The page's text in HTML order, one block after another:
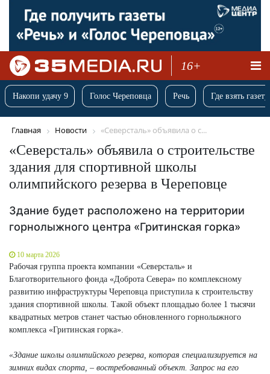
16+
Накопи удачу 9 Голос Череповца Речь Где взять
Главная Новости «Северсталь» объявила о с...
«Северсталь» объявила о строительстве
здания для спортивной школы
олимпийского резерва в Череповце
Здание будет расположено на территории
горнолыжного центра «Гритинская горка»
10 марта 2026
Рабочая группа проекта компании «Северсталь» и
Благотворительного фонда «Доброта Севера» по комплексному
развитию инфраструктуры Череповца приступила к строительству
здания спортивной школы. Такой объект площадью более 1 тысячи
квадратных метров станет частью обновленного горнолыжного
комплекса «Гритинская горка».
«Здание школы олимпийского резерва, которая специализируется на
зимних видах спорта, – востребованный объект. Запрос на его